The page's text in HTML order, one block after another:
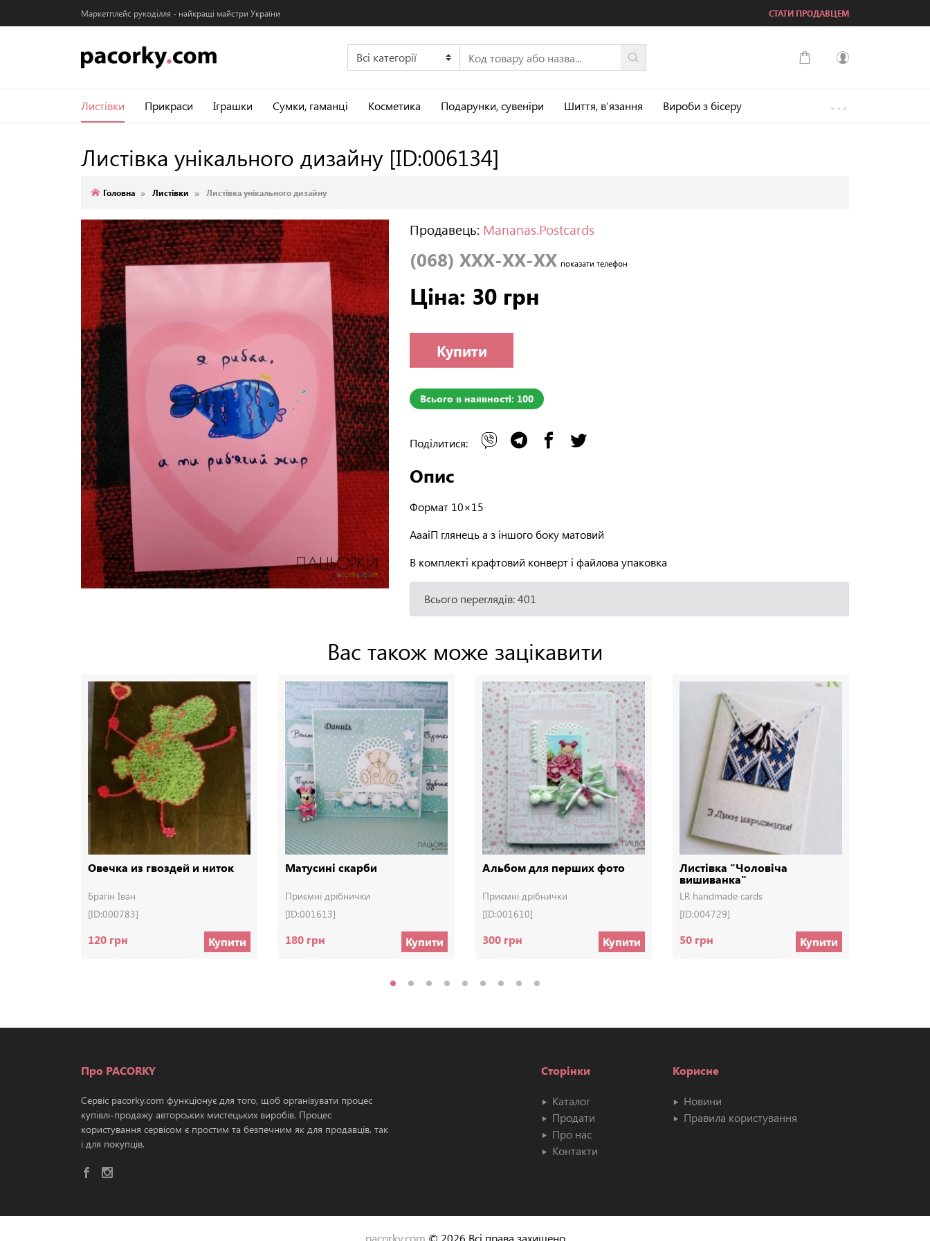
Маркетплейс рукоділля - найкращі майстри України СТАТИ ПРОДАВЦЕМ
...
Листівки Прикраси Іграшки Сумки, гаманці Косметика Подарунки, сувеніри Шиття, в’язання Вироби з бісеру
Листівка унікального дизайну [ID:006134]
Головна Листівки Листівка унікального дизайну
Продавець: Mananas.Postcards
(068) XXX-XX-XX показати телефон
Ціна: 30 грн
Купити
Всього в наявності: 100
Поділитися:
Опис
Формат 10×15
АааіП глянець а з іншого боку матовий
В комплекті крафтовий конверт і файлова упаковка
Всього переглядів: 401
Вас також може зацікавити
Овечка из гвоздей и ниток
Брагін Іван
[ID:000783]
120 грн Купити
Матусині скарби
Приємні дрібнички
[ID:001613]
180 грн Купити
Альбом для перших фото
Приємні дрібнички
[ID:001610]
300 грн Купити
Листівка "Чоловіча
вишиванка"
LR handmade cards
[ID:004729]
50 грн Купити
Про PACORKY
Сервіс pacorky.com функціонує для того, щоб організувати процес
купівлі-продажу авторських мистецьких виробів. Процес
користування сервісом є простим та безпечним як для продавців, так
і для покупців.
Сторінки
Каталог
Продати
Про нас
Контакти
Корисне
Новини
Правила користування
pacorky.com © 2026 Всі права захищено